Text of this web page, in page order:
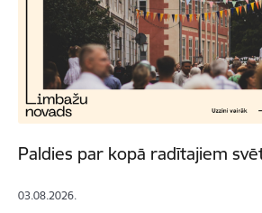
Paldies par kopā radītajiem
03.08.2026.